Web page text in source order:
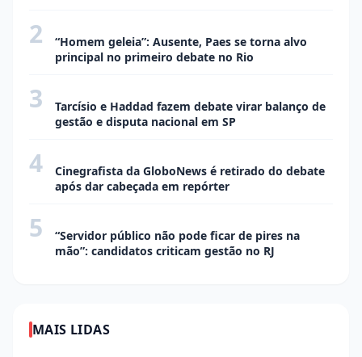
2
“Homem geleia”: Ausente, Paes se torna alvo
principal no primeiro debate no Rio
3
Tarcísio e Haddad fazem debate virar balanço de
gestão e disputa nacional em SP
4
Cinegrafista da GloboNews é retirado do debate
após dar cabeçada em repórter
5
“Servidor público não pode ficar de pires na
mão”: candidatos criticam gestão no RJ
MAIS LIDAS